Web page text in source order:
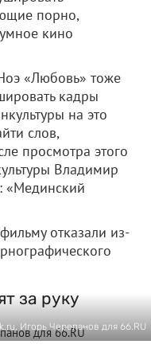
порно,
кино
«Любовь» тоже
кадры
на это
слов,
просмотра этого
Владимир
«Мединский
отказали из-
за руку
Игорь Черепанов для 66.RU